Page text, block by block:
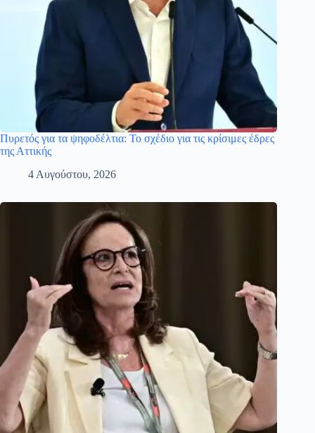
Πυρετός για τα ψηφοδέλτια: Το σχέδιο για τις κρίσιμες έδρες
της Αττικής
4 Αυγούστου, 2026